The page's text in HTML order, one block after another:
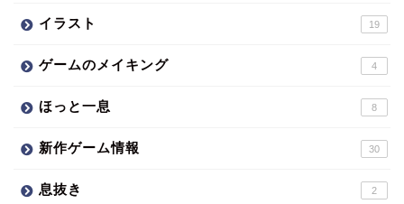
イラスト 19
ゲームのメイキング 4
ほっと一息 8
新作ゲーム情報 30
息抜き 2